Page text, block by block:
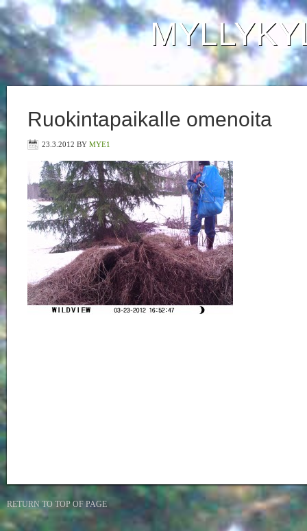
Ruokintapaikalle omenoita
23.3.2012 BY MYE1
RETURN TO TOP OF PAGE